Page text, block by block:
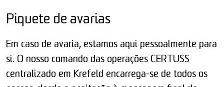
Piquete de avarias
Em caso de avaria, estamos aqui pessoalmente para
si. O nosso comando das operações CERTUSS
centralizado em Krefeld encarrega-se de todos os